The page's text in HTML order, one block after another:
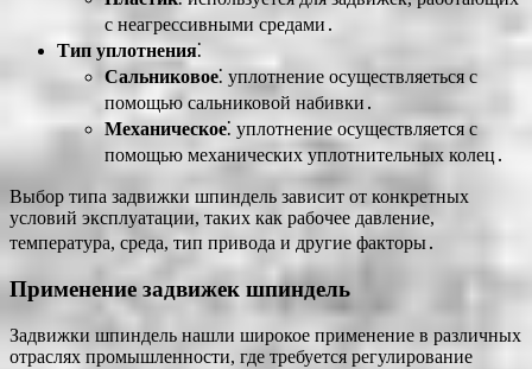
с неагрессивными средами․
Тип уплотнения⁚
Сальниковое⁚ уплотнение осуществляеться с
помощью сальниковой набивки․
Механическое⁚ уплотнение осуществляется с
помощью механических уплотнительных колец․
Выбор типа задвижки шпиндель зависит от конкретных
условий эксплуатации, таких как рабочее давление,
температура, среда, тип привода и другие факторы․
Применение задвижек шпиндель
Задвижки шпиндель нашли широкое применение в различных
отраслях промышленности, где требуется регулирование